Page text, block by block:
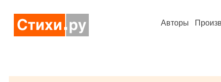
Авторы